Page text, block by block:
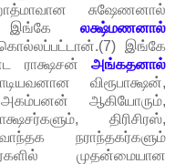
சுஷேணனால்
இங்கே லக்ஷ்மணனால்
இங்கே
ராக்ஷசன் அங்கதனால்
விரூபாக்ஷன்,
ஆகியோரும்,
திரிசிரஸ்,
நராந்தகர்களும்
முதன்மையான